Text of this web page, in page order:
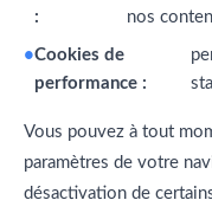
:
nos
Cookies de
performance :
Vous pouvez à tout
paramètres de votre
désactivation de